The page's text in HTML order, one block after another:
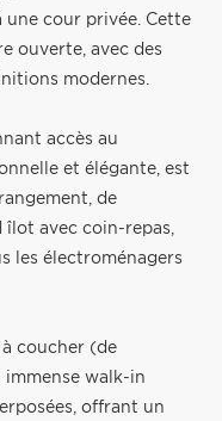
une cour privée. Cette
ouverte, avec des
modernes.
accès au
et élégante, est
de
avec coin-repas,
les électroménagers
coucher (de
immense walk-in
offrant un